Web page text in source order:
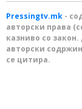
Pressingtv.mk -
авторски права
казниво со
авторски
се цитира.